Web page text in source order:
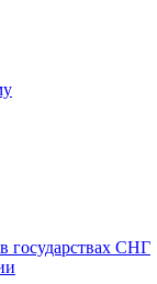
государствах СНГ